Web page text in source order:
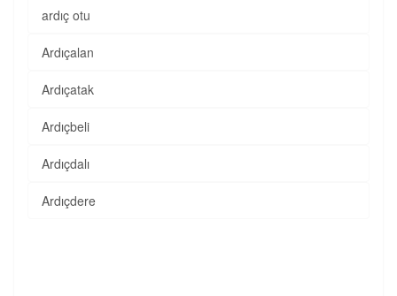
ardıç otu
Ardıçalan
Ardıçatak
Ardıçbeli
Ardıçdalı
Ardıçdere